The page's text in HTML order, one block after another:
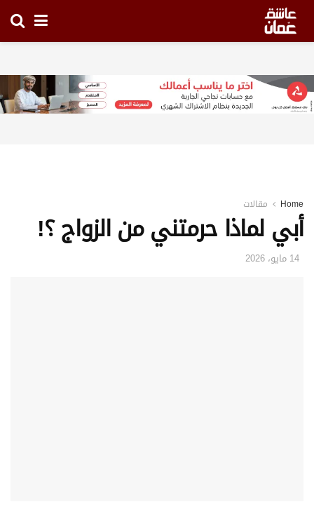
Home مقالات
أبي لماذا حرمتني من الزواج ؟!
14 مايو، 2026